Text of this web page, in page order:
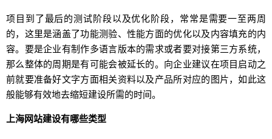
项目到了最后的测试阶段以及优化阶段，常常是需要一至两周
的，这里是涵盖了功能测验、性能方面的优化以及内容填充的内
容。要是企业有制作多语言版本的需求或者要对接第三方系统，
那么整体的周期是有可能会被延长的。向企业建议在项目启动之
前就要准备好文字方面相关资料以及产品所对应的图片，如此这
般能够有效地去缩短建设所需的时间。
上海网站建设有哪些类型